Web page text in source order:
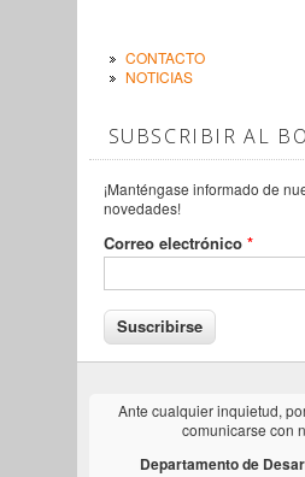
CONTACTO
NOTICIAS
SUBSCRIBIR AL
¡Manténgase informado de
novedades!
Correo electrónico *
Ante cualquier inquietud,
comunicarse con
Departamento de